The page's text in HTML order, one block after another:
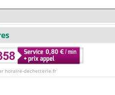
horaire-dechetterie.fr